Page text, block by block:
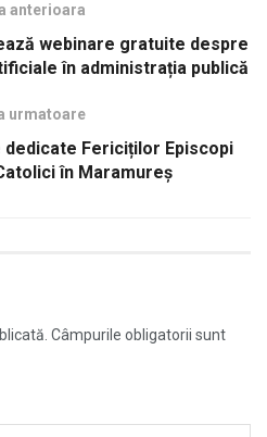
anterioara
webinare gratuite despre
în administrația publică
urmatoare
Fericiților Episcopi
în Maramureș
Câmpurile obligatorii sunt